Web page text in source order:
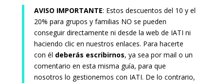
AVISO IMPORTANTE: Estos descuentos del 10 y el
20% para grupos y familias NO se pueden
conseguir directamente ni desde la web de IATI ni
haciendo clic en nuestros enlaces. Para hacerte
con él deberás escribirnos, ya sea por mail o un
comentario en esta misma guía, para que
nosotros lo gestionemos con IATI. De lo contrario,